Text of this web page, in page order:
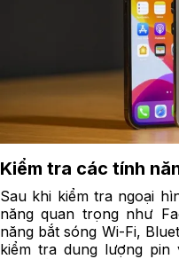
Kiểm tra các tính
Sau khi kiểm tra ngoại
năng quan trọng như
năng bắt sóng Wi-Fi,
kiểm tra dung lượng